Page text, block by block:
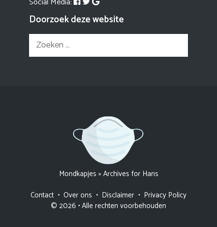
Doorzoek deze website
Zoek
naar:
Mondkapjes »Archives for Hans
Contact • Over ons • Disclaimer • Privacy Policy
© 2026 • Alle rechten voorbehouden